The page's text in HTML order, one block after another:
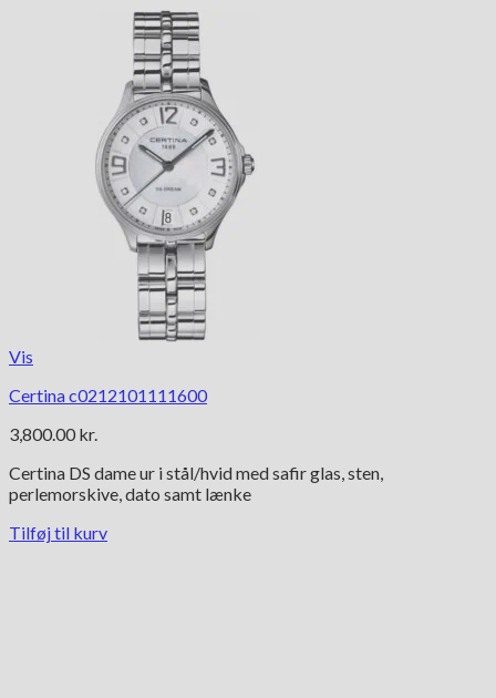
Vis
Certina c0212101111600
3,800.00 kr.
Certina DS dame ur i stål/hvid med safir glas, sten,
perlemorskive, dato samt lænke
Tilføj til kurv